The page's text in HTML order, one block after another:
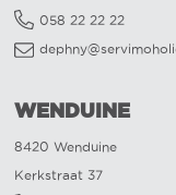
058 22 22 22
WENDUINE
8420 Wenduine
Kerkstraat 37